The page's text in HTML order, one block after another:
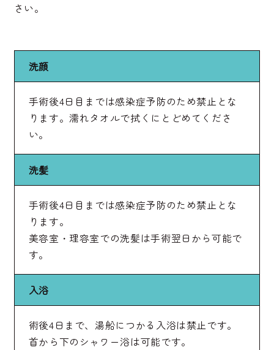
さい。
洗顔
手術後4日目までは感染症予防のため禁止とな
ります。濡れタオルで拭くにとどめてくださ
い。
洗髪
手術後4日目までは感染症予防のため禁止とな
ります。
美容室・理容室での洗髪は手術翌日から可能で
す。
入浴
術後4日まで、湯船につかる入浴は禁止です。
首から下のシャワー浴は可能です。